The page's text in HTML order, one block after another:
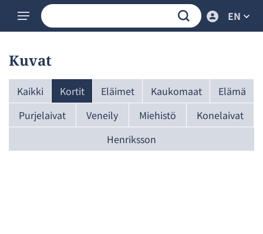
EN
Kuvat
Kaikki Kortit Eläimet Kaukomaat
Elämä
Purjelaivat
Veneily Miehistö
Konelaivat
Henriksson